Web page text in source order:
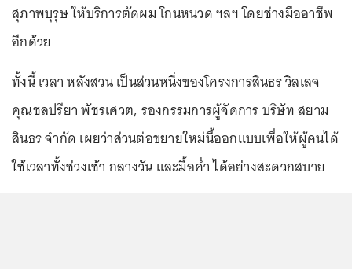
สุภาพบุรุษ ให้บริการตัดผม โกนหนวด ฯลฯ โดยช่างมืออาชีพ
อีกด้วย
ทั้งนี้ เวลา หลังสวน เป็นส่วนหนึ่งของโครงการสินธร วิลเลจ
คุณชลปรียา พัชรเศวต, รองกรรมการผู้จัดการ บริษัท สยาม
สินธร จำกัด เผยว่าส่วนต่อขยายใหม่นี้ออกแบบเพื่อให้ผู้คนได้
ใช้เวลาทั้งช่วงเช้า กลางวัน และมื้อค่ำ ได้อย่างสะดวกสบาย